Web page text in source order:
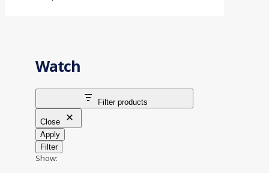
Watch
Filter products
Close
Apply
Filter
Show: